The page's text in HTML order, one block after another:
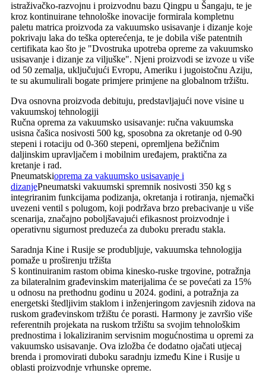
istraživačko-razvojnu i proizvodnu bazu Qingpu u Šangaju, te je
kroz kontinuirane tehnološke inovacije formirala kompletnu
paletu matrica proizvoda za vakuumsko usisavanje i dizanje koje
pokrivaju laka do teška opterećenja, te je dobila više patentnih
certifikata kao što je "Dvostruka upotreba opreme za vakuumsko
usisavanje i dizanje za viljuške". Njeni proizvodi se izvoze u više
od 50 zemalja, uključujući Evropu, Ameriku i jugoistočnu Aziju,
te su akumulirali bogate primjere primjene na globalnom tržištu.
Dva osnovna proizvoda debituju, predstavljajući nove visine u
vakuumskoj tehnologiji
Ručna oprema za vakuumsko usisavanje: ručna vakuumska
usisna čašica nosivosti 500 kg, sposobna za okretanje od 0-90
stepeni i rotaciju od 0-360 stepeni, opremljena bežičnim
daljinskim upravljačem i mobilnim uređajem, praktična za
kretanje i rad.
Pneumatskioprema za vakuumsko usisavanje i
dizanjePneumatski vakuumski spremnik nosivosti 350 kg s
integriranim funkcijama podizanja, okretanja i rotiranja, njemački
uvezeni ventil s polugom, koji podržava brzo prebacivanje u više
scenarija, značajno poboljšavajući efikasnost proizvodnje i
operativnu sigurnost preduzeća za duboku preradu stakla.
Saradnja Kine i Rusije se produbljuje, vakuumska tehnologija
pomaže u proširenju tržišta
S kontinuiranim rastom obima kinesko-ruske trgovine, potražnja
za bilateralnim građevinskim materijalima će se povećati za 15%
u odnosu na prethodnu godinu u 2024. godini, a potražnja za
energetski štedljivim staklom i inženjeringom zavjesnih zidova na
ruskom građevinskom tržištu će porasti. Harmony je završio više
referentnih projekata na ruskom tržištu sa svojim tehnološkim
prednostima i lokaliziranim servisnim mogućnostima u opremi za
vakuumsko usisavanje. Ova izložba će dodatno ojačati utjecaj
brenda i promovirati duboku saradnju između Kine i Rusije u
oblasti proizvodnje vrhunske opreme.